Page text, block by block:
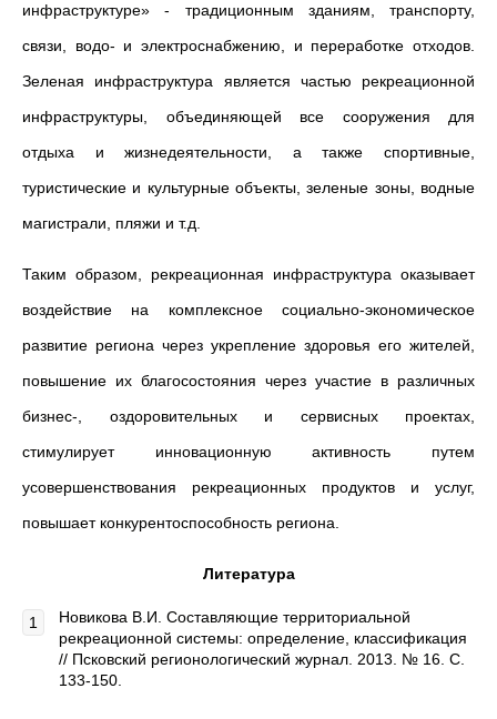
инфраструктуре» - традиционным зданиям, транспорту,
связи, водо- и электроснабжению, и переработке отходов.
Зеленая инфраструктура является частью рекреационной
инфраструктуры, объединяющей все сооружения для
отдыха и жизнедеятельности, а также спортивные,
туристические и культурные объекты, зеленые зоны, водные
магистрали, пляжи и т.д.
Таким образом, рекреационная инфраструктура оказывает
воздействие на комплексное социально-экономическое
развитие региона через укрепление здоровья его жителей,
повышение их благосостояния через участие в различных
бизнес-, оздоровительных и сервисных проектах,
стимулирует инновационную активность путем
усовершенствования рекреационных продуктов и услуг,
повышает конкурентоспособность региона.
Литература
Новикова В.И. Составляющие территориальной
рекреационной системы: определение, классификация
// Псковский регионологический журнал. 2013. № 16. С.
133-150.